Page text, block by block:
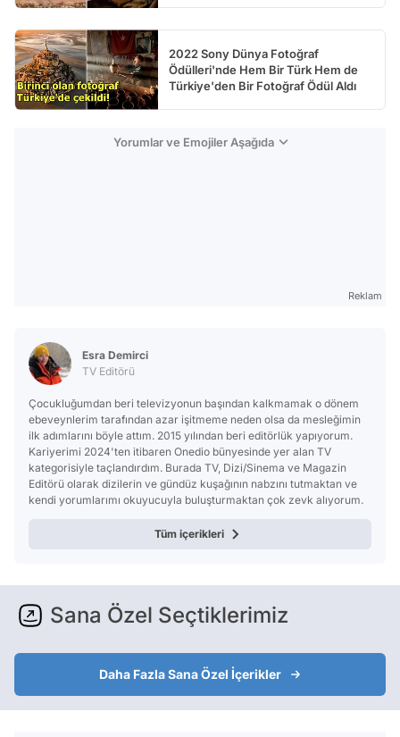
2022 Sony Dünya Fotoğraf
Ödülleri'nde Hem Bir Türk Hem de
Türkiye'den Bir Fotoğraf Ödül Aldı
Yorumlar ve Emojiler Aşağıda
Reklam
Esra Demirci
TV Editörü
Çocukluğumdan beri televizyonun başından kalkmamak o dönem
ebeveynlerim tarafından azar işitmeme neden olsa da mesleğimin
ilk adımlarını böyle attım. 2015 yılından beri editörlük yapıyorum.
Kariyerimi 2024'ten itibaren Onedio bünyesinde yer alan TV
kategorisiyle taçlandırdım. Burada TV, Dizi/Sinema ve Magazin
Editörü olarak dizilerin ve gündüz kuşağının nabzını tutmaktan ve
kendi yorumlarımı okuyucuyla buluşturmaktan çok zevk alıyorum.
Tüm içerikleri
Sana Özel Seçtiklerimiz
Daha Fazla Sana Özel İçerikler